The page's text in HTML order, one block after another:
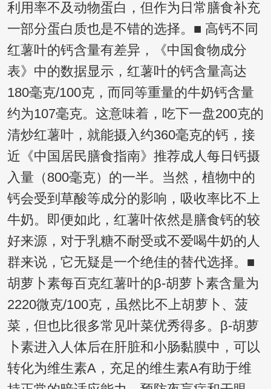
利用率不及动物蛋白，但作为日常膳食补充
一部分蛋白质也是不错的选择。■ 高钙不同
红薯叶的钙含量有差异，《中国食物成分
表》中的数据显示，红薯叶的钙含量高达
180毫克/100克，而同等重量的牛奶钙含量
约为107毫克。这意味着，吃下一盘200克的
清炒红薯叶，就能摄入约360毫克的钙，接
近《中国居民膳食指南》推荐成人每日钙摄
入量（800毫克）的一半。当然，植物中的
钙会受到草酸等成分的影响，吸收率比不上
牛奶。即便如此，红薯叶依然是膳食钙的较
好来源，对于乳糖不耐受或不爱喝牛奶的人
群来说，它无疑是一个绝佳的替代选择。■
胡萝卜素每百克红薯叶的β-胡萝卜素含量为
2220微克/100克，虽然比不上胡萝卜、菠
菜，但也比很多常见叶菜优秀得多。β-胡萝
卜素进入人体后在肝脏和小肠黏膜中，可以
转化为维生素A，充足的维生素A有助于维